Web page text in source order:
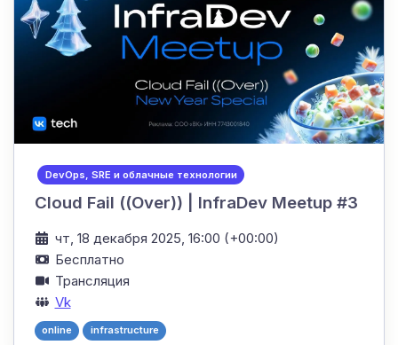
DevOps, SRE и облачные технологии
Cloud Fail ((Over)) | InfraDev Meetup #3
чт, 18 декабря 2025, 16:00 (+00:00)
Бесплатно
Трансляция
Vk
online infrastructure